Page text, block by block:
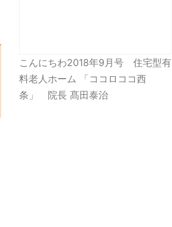
こんにちわ2018年9月号 住宅型有
料老人ホーム 「ココロココ西
条」 院長 髙田泰治